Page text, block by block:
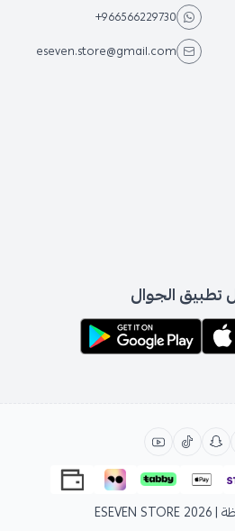
+966566229730
eseven.store@gmail.com
تطبيق الجوال
ESEVEN STORE